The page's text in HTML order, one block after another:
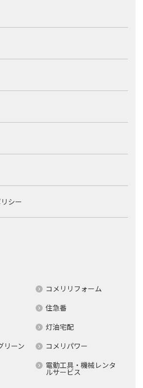
シー
コメリリフォーム
住急番
灯油宅配
リーン
コメリパワー
電動工具・機械レンタ
ルサービス